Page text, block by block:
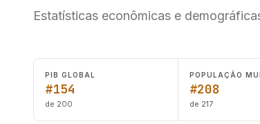
Estatísticas econômicas e
PIB GLOBAL
#154
de 200
POPULAÇÃO
#208
de 217